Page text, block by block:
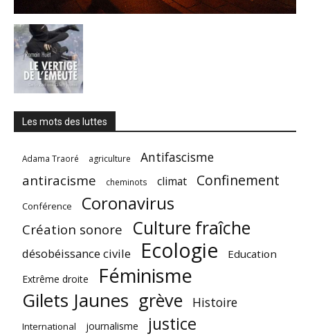
Les mots des luttes
Adama Traoré agriculture Antifascisme
antiracisme cheminots climat Confinement
Conférence Coronavirus
Création sonore Culture fraîche
désobéissance civile Ecologie Education
Extrême droite Féminisme
Gilets Jaunes grève Histoire
International journalisme justice